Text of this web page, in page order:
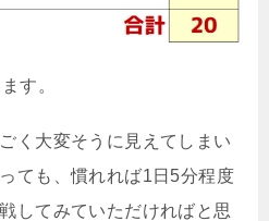
す。
く大変そうに見えてしまい
ても、慣れれば1日5分程度
してみていただければと思